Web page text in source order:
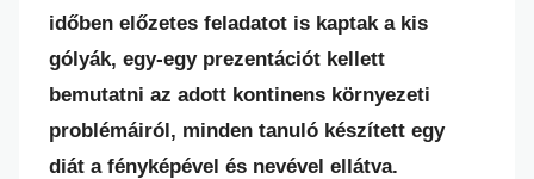
időben előzetes feladatot is kaptak a kis
gólyák, egy-egy prezentációt kellett
bemutatni az adott kontinens környezeti
problémáiról, minden tanuló készített egy
diát a fényképével és nevével ellátva.